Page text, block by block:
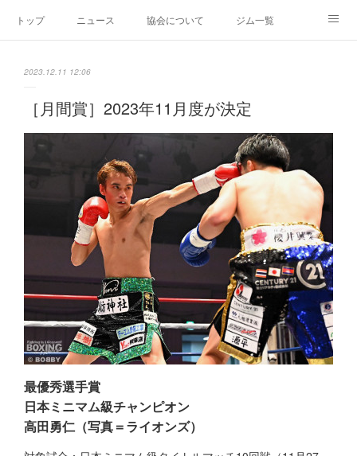
トップ ニュース 協会について ジム一覧
2023.12.11 12:06
［月間賞］2023年11月度が決定
最優秀選手賞
日本ミニマム級チャンピオン
高田勇仁（写真＝ライオンズ）